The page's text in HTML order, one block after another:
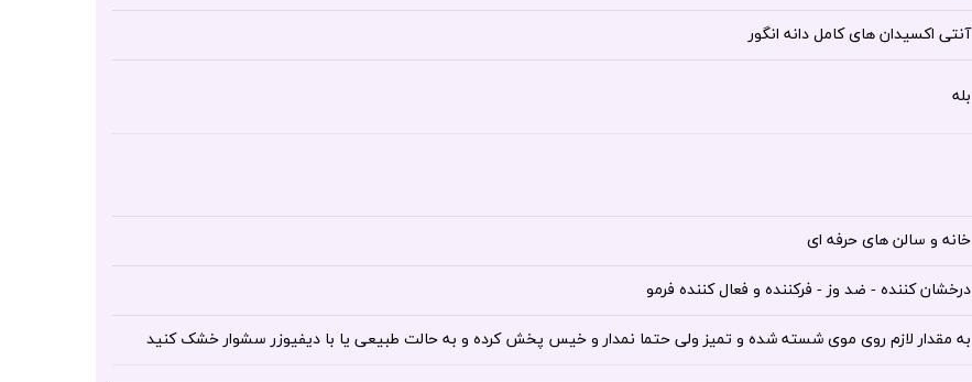
آنتی اکسیدان های کامل دانه انگور
بله
خانه و سالن های حرفه ای
درخشان کننده - ضد وز - فرکننده و فعال کننده فرمو
به مقدار لازم روی موی شسته شده و تمیز ولی حتما نمدار و خیس پخش کرده و به حالت طبیعی یا با دیفیوزر سشوار خشک کنید